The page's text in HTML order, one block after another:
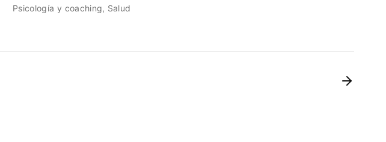
Psicología y coaching Salud